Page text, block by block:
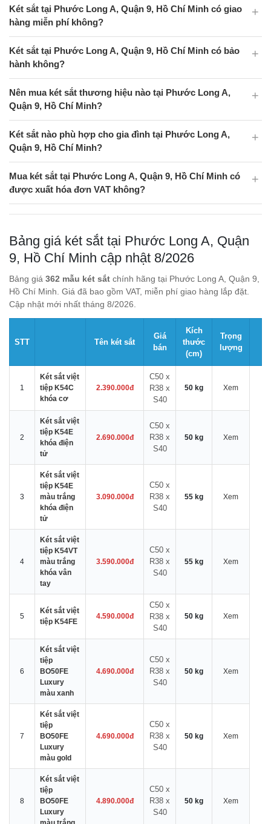
Két sắt tại Phước Long A, Quận 9, Hồ Chí Minh có giao
hàng miễn phí không?
Két sắt tại Phước Long A, Quận 9, Hồ Chí Minh có bảo
hành không?
Nên mua két sắt thương hiệu nào tại Phước Long A,
Quận 9, Hồ Chí Minh?
Két sắt nào phù hợp cho gia đình tại Phước Long A,
Quận 9, Hồ Chí Minh?
Mua két sắt tại Phước Long A, Quận 9, Hồ Chí Minh có
được xuất hóa đơn VAT không?
Bảng giá két sắt tại Phước Long A, Quận
9, Hồ Chí Minh cập nhật 8/2026
Bảng giá 362 mẫu két sắt chính hãng tại Phước Long A, Quận 9,
Hồ Chí Minh. Giá đã bao gồm VAT, miễn phí giao hàng lắp đặt.
Cập nhật mới nhất tháng 8/2026.
STT Tên két sắt
Giá
bán
Kích
thước
(cm)
Trọng
lượng
1
Két sắt việt
tiệp K54C
khóa cơ
2.390.000đ
C50 x
R38 x
S40
50 kg Xem
2
Két sắt việt
tiệp K54E
khóa điện
tử
2.690.000đ
C50 x
R38 x
S40
50 kg Xem
3
Két sắt việt
tiệp K54E
màu trắng
khóa điện
tử
3.090.000đ
C50 x
R38 x
S40
55 kg Xem
4
Két sắt việt
tiệp K54VT
màu trắng
khóa vân
tay
3.590.000đ
C50 x
R38 x
S40
55 kg Xem
5
Két sắt việt
tiệp K54FE
4.590.000đ
C50 x
R38 x
S40
50 kg Xem
6
Két sắt việt
tiệp
BO50FE
Luxury
màu xanh
4.690.000đ
C50 x
R38 x
S40
50 kg Xem
7
Két sắt việt
tiệp
BO50FE
Luxury
màu gold
4.690.000đ
C50 x
R38 x
S40
50 kg Xem
8
Két sắt việt
tiệp
BO50FE
Luxury
4.890.000đ
C50 x
R38 x
S40
50 kg Xem